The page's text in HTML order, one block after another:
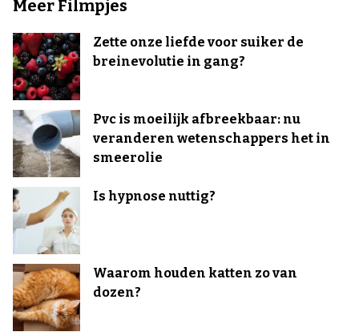
Meer Filmpjes
Zette onze liefde voor suiker de
breinevolutie in gang?
Pvc is moeilijk afbreekbaar: nu
veranderen wetenschappers het in
smeerolie
Is hypnose nuttig?
Waarom houden katten zo van
dozen?